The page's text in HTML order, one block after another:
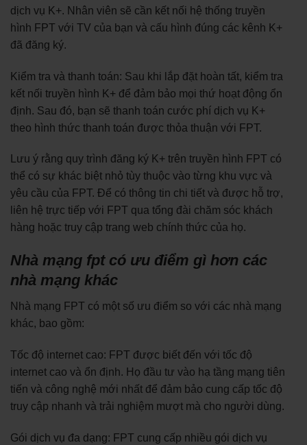
dịch vụ K+. Nhân viên sẽ cần kết nối hệ thống truyền
hình FPT với TV của bạn và cấu hình đúng các kênh K+
đã đăng ký.
Kiểm tra và thanh toán: Sau khi lắp đặt hoàn tất, kiểm tra
kết nối truyền hình K+ để đảm bảo mọi thứ hoạt động ổn
định. Sau đó, bạn sẽ thanh toán cước phí dịch vụ K+
theo hình thức thanh toán được thỏa thuận với FPT.
Lưu ý rằng quy trình đăng ký K+ trên truyền hình FPT có
thể có sự khác biệt nhỏ tùy thuộc vào từng khu vực và
yêu cầu của FPT. Để có thông tin chi tiết và được hỗ trợ,
liên hệ trực tiếp với FPT qua tổng đài chăm sóc khách
hàng hoặc truy cập trang web chính thức của họ.
Nhà mạng fpt có ưu điểm gì hơn các
nhà mạng khác
Nhà mạng FPT có một số ưu điểm so với các nhà mạng
khác, bao gồm:
Tốc độ internet cao: FPT được biết đến với tốc độ
internet cao và ổn định. Họ đầu tư vào hạ tầng mạng tiên
tiến và công nghệ mới nhất để đảm bảo cung cấp tốc độ
truy cập nhanh và trải nghiệm mượt mà cho người dùng.
Gói dịch vụ đa dạng: FPT cung cấp nhiều gói dịch vụ